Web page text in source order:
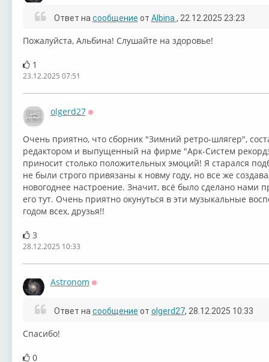
Ответ на сообщение от Albina , 22.12.2025 23:23
Пожалуйста, Альбина! Слушайте на здоровье!
1
23.12.2025 07:51
olgerd27
Очень приятно, что сборник "Зимний ретро-шлягер",
редактором и выпущенный на фирме "Арк-Систем
приносит столько положительных эмоций! Я старался
не были строго привязаны к новму году, но все же
новогоднее настроение. Значит, всё было сделано нами
его тут. Очень приятно окунуться в эти музыкальные
годом всех, друзья!!
3
28.12.2025 10:33
Astronom
Ответ на сообщение от olgerd27, 28.12.2025 10:33
Спасибо!
0